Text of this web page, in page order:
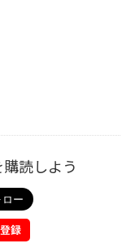
読しよう